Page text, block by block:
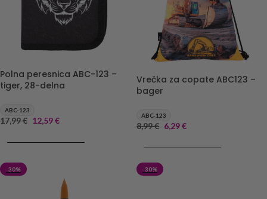
Polna peresnica ABC-123 –
tiger, 28-delna
ABC-123
17,99€ 12,59€
Vrečka za copate ABC123 –
bager
ABC-123
8,99€ 6,29€
-30% -30%